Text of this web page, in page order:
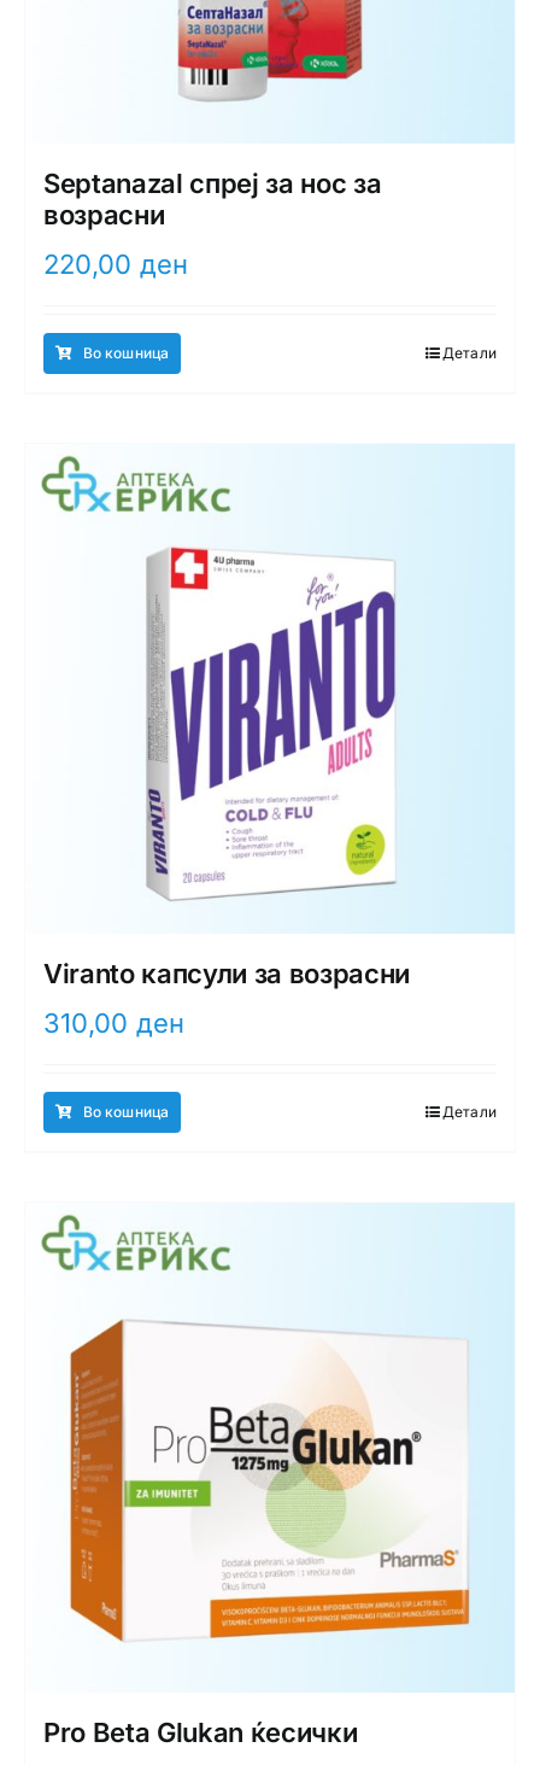
Septanazal спреј за нос за
возрасни
220,00 ден
Во кошница Детали
Viranto капсули за возрасни
310,00 ден
Во кошница Детали
Pro Beta Glukan ќесички